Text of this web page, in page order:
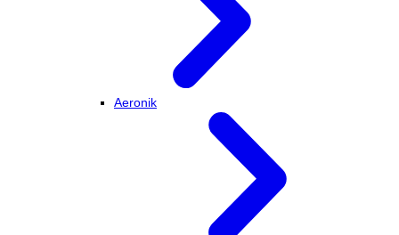
Aeronik